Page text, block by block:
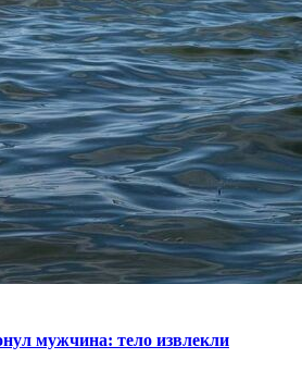
мужчина: тело извлекли